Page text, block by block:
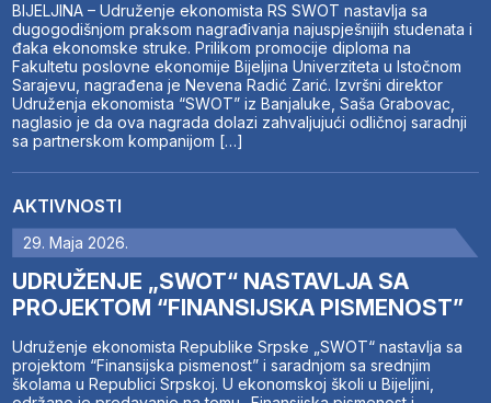
BIJELJINA – Udruženje ekonomista RS SWOT nastavlja sa
dugogodišnjom praksom nagrađivanja najuspješnijih studenata i
đaka ekonomske struke. Prilikom promocije diploma na
Fakultetu poslovne ekonomije Bijeljina Univerziteta u Istočnom
Sarajevu, nagrađena je Nevena Radić Zarić. Izvršni direktor
Udruženja ekonomista “SWOT” iz Banjaluke, Saša Grabovac,
naglasio je da ova nagrada dolazi zahvaljujući odličnoj saradnji
sa partnerskom kompanijom […]
AKTIVNOSTI
29. Maja 2026.
UDRUŽENJE „SWOT“ NASTAVLJA SA
PROJEKTOM “FINANSIJSKA PISMENOST”
Udruženje ekonomista Republike Srpske „SWOT“ nastavlja sa
projektom “Finansijska pismenost” i saradnjom sa srednjim
školama u Republici Srpskoj. U ekonomskoj školi u Bijeljini,